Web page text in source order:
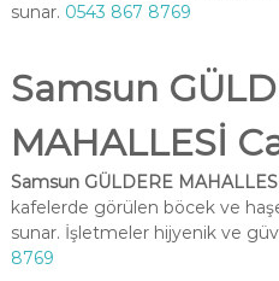
sunar. 0543 867 8769
Samsun
MAHALLESİ
Samsun GÜLDERE
kafelerde görülen böcek ve
sunar. İşletmeler hijyenik ve
8769